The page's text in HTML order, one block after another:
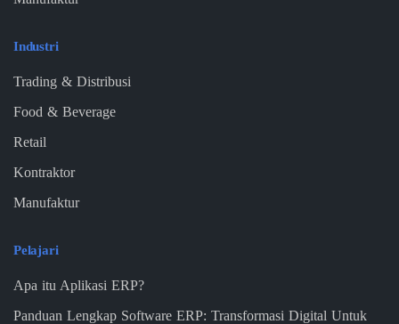
Industri
Trading & Distribusi
Food & Beverage
Retail
Kontraktor
Manufaktur
Pelajari
Apa itu Aplikasi ERP?
Panduan Lengkap Software ERP: Transformasi Digital Untuk